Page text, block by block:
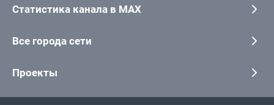
Статистика канала в MAX
Все города сети
Проекты